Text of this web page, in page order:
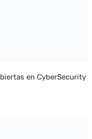
en CyberSecurity